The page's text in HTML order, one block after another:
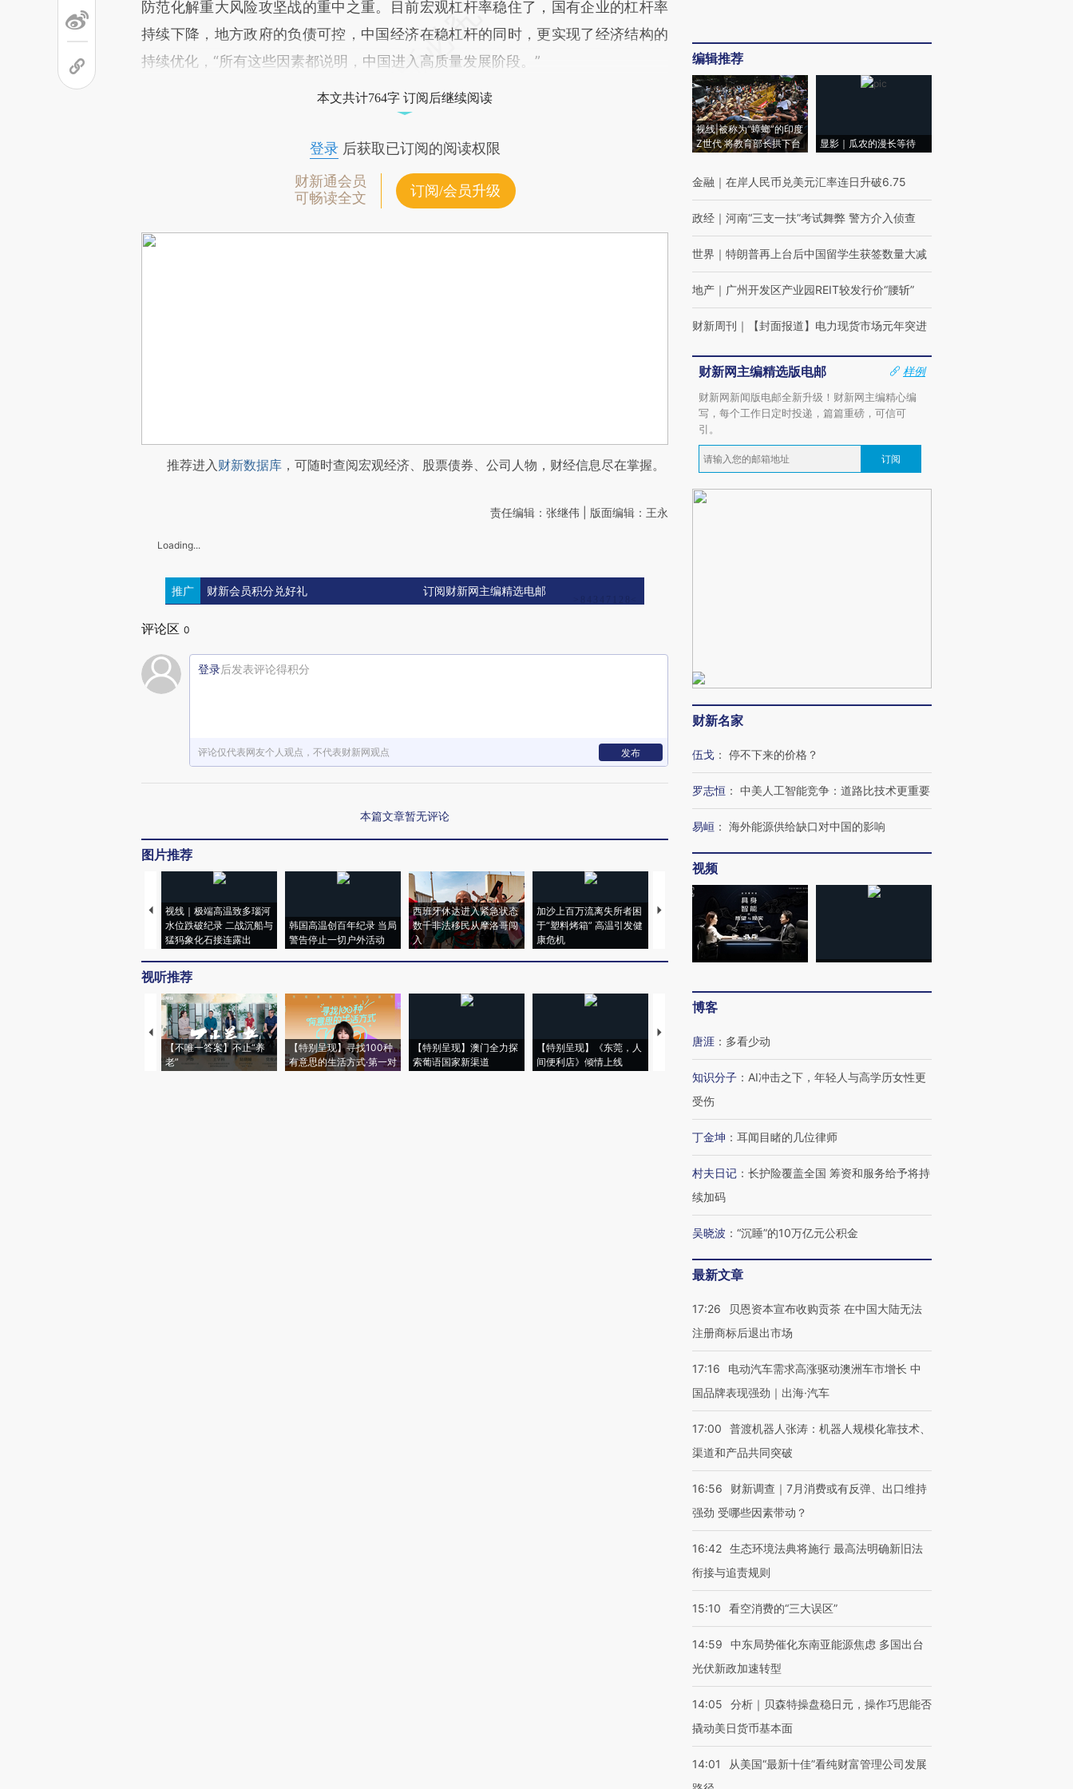
防范化解重大风险攻坚战的重中之重。目前宏观杠杆率稳住了，国有企业的杠杆率
持续下降，地方政府的负债可控，中国经济在稳杠杆的同时，更实现了经济结构的
持续优化，“所有这些因素都说明，中国进入高质量发展阶段。”
本文共计764字 订阅后继续阅读
登录后获取已订阅的阅读权限
财新通会员
可畅读全文
订阅/会员升级
推荐进入财新数据库 ，可随时查阅宏观经济、股票债券、公司人物，财经信息尽在掌握。
责任编辑：张继伟 | 版面编辑：王永
Loading...
推广 财新会员积分兑好礼 订阅财新网主编精选电邮
评论区 0
登录后发表评论得积分
评论仅代表网友个人观点，不代表财新网观点 发布
本篇文章暂无评论
图片推荐
视线｜极端高温致多瑙河
水位跌破纪录 二战沉船与
猛犸象化石接连露出
韩国高温创百年纪录 当局
警告停止一切户外活动
西班牙休达进入紧急状态
数千非法移民从摩洛哥闯
入
加沙上百万流离失所者困
于“塑料烤箱” 高温引发健
康危机
视线｜HYROX的吸金
术：是什么让中产们甘
心“花钱找虐”？
马航飞行员跨国走私7万
粒摇头丸 尿检体内含3种
毒品
视听推荐
【不唯一答案】不止“养
老”
【特别呈现】寻找100种
有意思的生活方式·第一对
【特别呈现】澳门全力探
索葡语国家新渠道
【特别呈现】《东莞，人
间便利店》倾情上线
【推广】走进第四届链博
会，让数智科技“链”接产
有意思的生活方式·第三对
住三大增长引擎是什么？
编辑推荐
视线|被称为“蟑螂”的印度
Z世代 将教育部长拱下台
显影｜瓜农的漫长等待
金融 ｜ 在岸人民币兑美元汇率连日升破6.75
政经 ｜ 河南“三支一扶”考试舞弊 警方介入侦查
世界 ｜ 特朗普再上台后中国留学生获签数量大减
地产 ｜ 广州开发区产业园REIT较发行价“腰斩”
财新周刊 ｜ 【封面报道】电力现货市场元年突进
财新网主编精选版电邮
样例
财新网新闻版电邮全新升级！财新网主编精心编
写，每个工作日定时投递，篇篇重磅，可信可
引。
订阅
财新名家
伍戈 ： 停不下来的价格？
罗志恒 ： 中美人工智能竞争：道路比技术更重要
易峘 ： 海外能源供给缺口对中国的影响
视频
博客
唐涯 ： 多看少动
知识分子 ： AI冲击之下，年轻人与高学历女性更
受伤
丁金坤 ： 耳闻目睹的几位律师
村夫日记 ： 长护险覆盖全国 筹资和服务给予将持
续加码
吴晓波 ： “沉睡”的10万亿元公积金
最新文章
17:26
贝恩资本宣布收购贡茶 在中国大陆无法
注册商标后退出市场
17:16
电动汽车需求高涨驱动澳洲车市增长 中
国品牌表现强劲｜出海·汽车
17:00
普渡机器人张涛：机器人规模化靠技术、
渠道和产品共同突破
16:56
财新调查｜7月消费或有反弹、出口维持
强劲 受哪些因素带动？
16:42 生态环境法典将施行 最高法明确新旧法
衔接与追责规则
15:10 看空消费的“三大误区”
14:59
中东局势催化东南亚能源焦虑 多国出台
光伏新政加速转型
14:05
分析｜贝森特操盘稳日元，操作巧思能否
撬动美日货币基本面
14:01
从美国“最新十佳”看纯财富管理公司发展